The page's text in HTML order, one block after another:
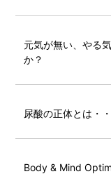
元気が無い、やる
か？
尿酸の正体とは・・
Body & Mind